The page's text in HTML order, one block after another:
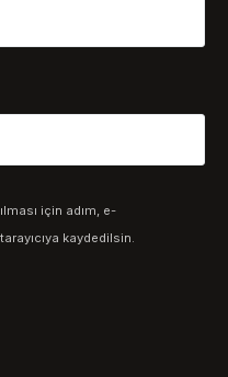
için adım, e-
kaydedilsin.